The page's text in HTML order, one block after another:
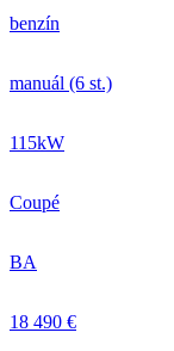
benzín
manuál (6 st.)
115kW
Coupé
BA
18 490 €